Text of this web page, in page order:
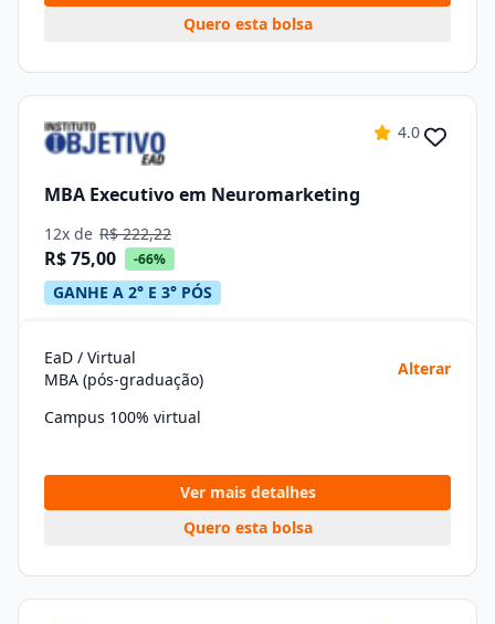
Quero esta bolsa
4.0
MBA Executivo em Neuromarketing
12x de R$ 222,22
R$ 75,00 -66%
GANHE A 2° E 3° PÓS
EaD / Virtual
MBA (pós-graduação)
Alterar
Campus 100% virtual
Ver mais detalhes
Quero esta bolsa